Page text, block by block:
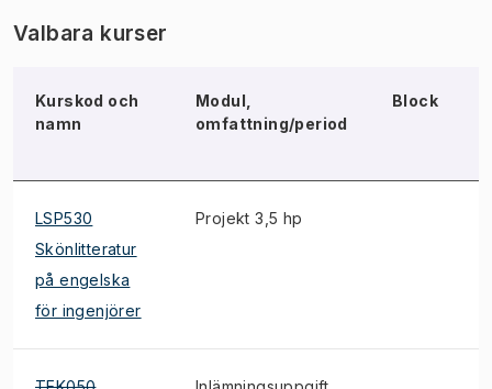
Valbara kurser
Kurskod och
namn
Modul,
omfattning/period
Block
LSP530
Skönlitteratur
på engelska
för ingenjörer
Projekt 3,5 hp